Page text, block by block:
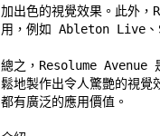
加出色的視覺效果。此外
用，例如 Ableton Live
總之，Resolume Avenue
鬆地製作出令人驚艷的視
都有廣泛的應用價值。